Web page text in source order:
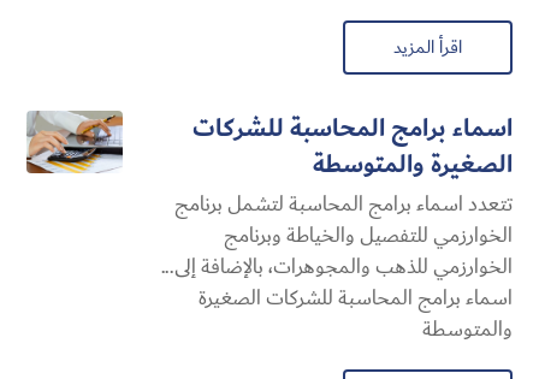
اقرأ المزيد
اسماء برامج المحاسبة للشركات
الصغيرة والمتوسطة
تتعدد اسماء برامج المحاسبة لتشمل برنامج
الخوارزمي للتفصيل والخياطة وبرنامج
الخوارزمي للذهب والمجوهرات، بالإضافة إلى...
اسماء برامج المحاسبة للشركات الصغيرة
والمتوسطة